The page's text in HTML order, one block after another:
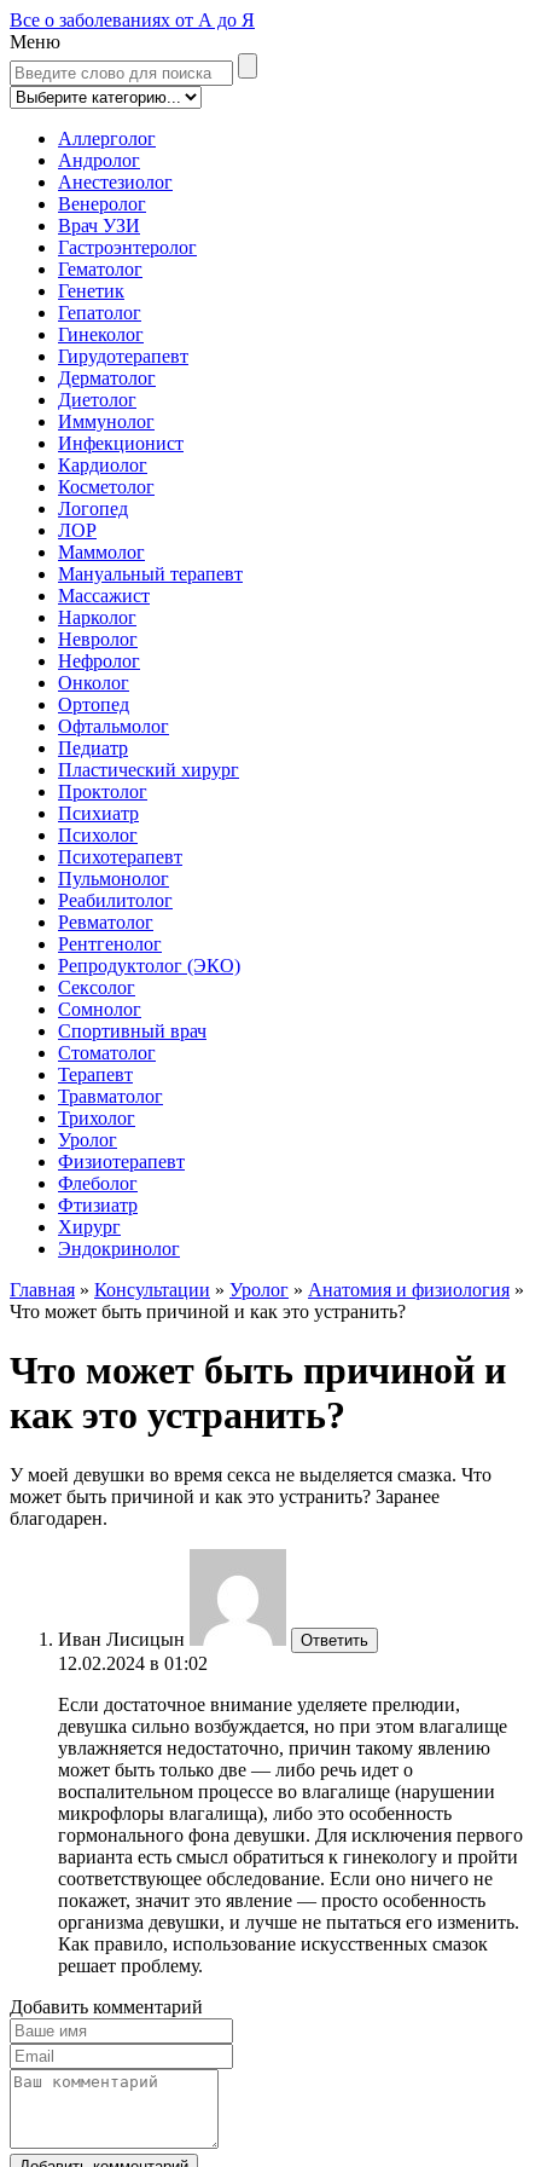
Все о заболеваниях от А до Я
Меню
Аллерголог
Андролог
Анестезиолог
Венеролог
Врач УЗИ
Гастроэнтеролог
Гематолог
Генетик
Гепатолог
Гинеколог
Гирудотерапевт
Дерматолог
Диетолог
Иммунолог
Инфекционист
Кардиолог
Косметолог
Логопед
ЛОР
Маммолог
Мануальный терапевт
Массажист
Нарколог
Невролог
Нефролог
Онколог
Ортопед
Офтальмолог
Педиатр
Пластический хирург
Проктолог
Психиатр
Психолог
Психотерапевт
Пульмонолог
Реабилитолог
Ревматолог
Рентгенолог
Репродуктолог (ЭКО)
Сексолог
Сомнолог
Спортивный врач
Стоматолог
Терапевт
Травматолог
Трихолог
Уролог
Физиотерапевт
Флеболог
Фтизиатр
Хирург
Эндокринолог
Главная » Консультации » Уролог » Анатомия и физиология »
Что может быть причиной и как это устранить?
Что может быть причиной и
как это устранить?
У моей девушки во время секса не выделяется смазка. Что
может быть причиной и как это устранить? Заранее
благодарен.
Иван Лисицын Ответить
12.02.2024 в 01:02
Если достаточное внимание уделяете прелюдии,
девушка сильно возбуждается, но при этом влагалище
увлажняется недостаточно, причин такому явлению
может быть только две — либо речь идет о
воспалительном процессе во влагалище (нарушении
микрофлоры влагалища), либо это особенность
гормонального фона девушки. Для исключения первого
варианта есть смысл обратиться к гинекологу и пройти
соответствующее обследование. Если оно ничего не
покажет, значит это явление — просто особенность
организма девушки, и лучше не пытаться его изменить.
Как правило, использование искусственных смазок
решает проблему.
Добавить комментарий